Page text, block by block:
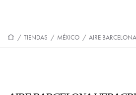
/ TIENDAS / MÉXICO / AIRE